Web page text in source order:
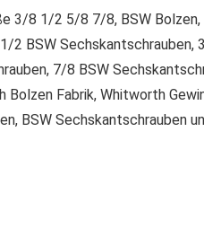
3/8 1/2 5/8 7/8, BSW
2 BSW Sechskantschrauben,
7/8 BSW
Bolzen Fabrik, Whitworth
BSW Sechskantschrauben